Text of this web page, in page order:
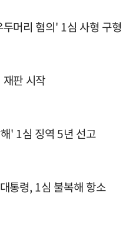
머리 혐의' 1심 사형 구형
판 시작
' 1심 징역 5년 선고
통령, 1심 불복해 항소